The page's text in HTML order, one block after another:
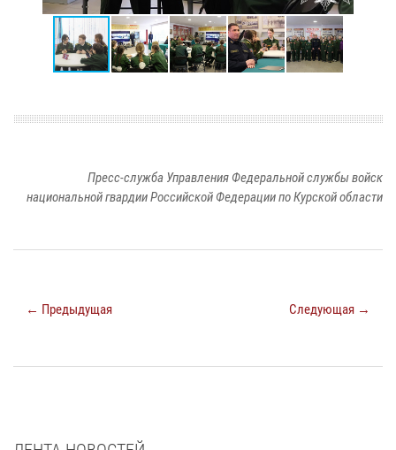
Пресс-служба Управления Федеральной службы войск
национальной гвардии Российской Федерации по Курской области
← Предыдущая Следующая →